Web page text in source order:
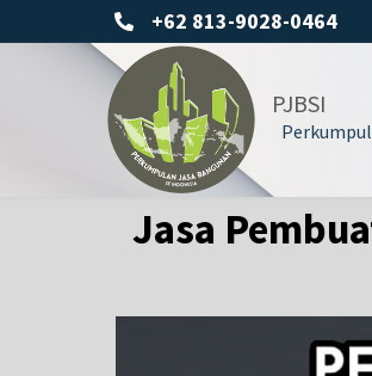
+62 813-9028-0464
PJBSI
Jasa